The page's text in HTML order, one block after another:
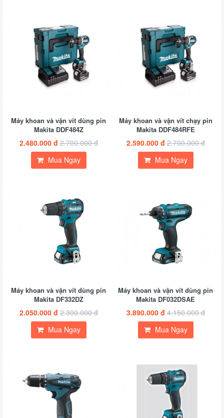
Máy khoan và vặn vít dùng pin
Makita DDF484Z
2.480.000 đ 2.700.000 đ
Mua Ngay
Máy khoan và vặn vít chạy pin
Makita DDF484RFE
2.590.000 đ 2.700.000 đ
Mua Ngay
Máy khoan và vặn vít dùng pin
Makita DF332DZ
2.050.000 đ 2.300.000 đ
Mua Ngay
Máy khoan và vặn vít dùng pin
Makita DF032DSAE
3.890.000 đ 4.150.000 đ
Mua Ngay